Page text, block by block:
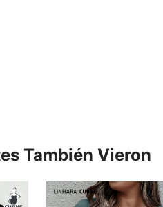
También Vieron